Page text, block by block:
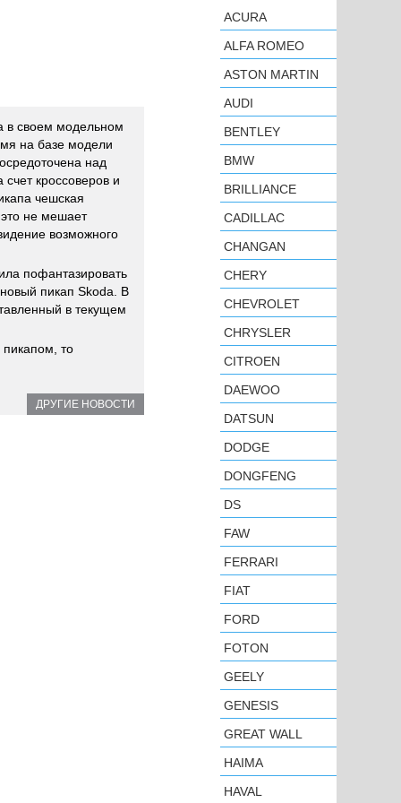
в своем модельном
на базе модели
над
кроссоверов и
чешская
не мешает
возможного
пофантазировать
пикап Skoda. В
в текущем
то
ДРУГИЕ НОВОСТИ
ACURA
ALFA ROMEO
ASTON MARTIN
AUDI
BENTLEY
BMW
BRILLIANCE
CADILLAC
CHANGAN
CHERY
CHEVROLET
CHRYSLER
CITROEN
DAEWOO
DATSUN
DODGE
DONGFENG
DS
FAW
FERRARI
FIAT
FORD
FOTON
GEELY
GENESIS
GREAT WALL
HAIMA
HAVAL